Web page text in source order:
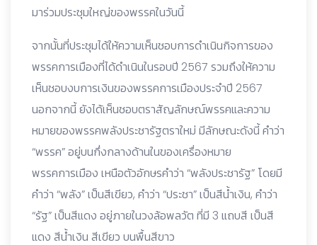
มาร่วมประชุมใหญ่ของพรรคในวันนี้
จากนั้นที่ประชุมได้ให้ความเห็นชอบการดำเนินกิจการของ
พรรคการเมืองที่ได้ดำเนินในรอบปี 2567 รวมถึงให้ความ
เห็นชอบงบการเงินของพรรคการเมืองประจำปี 2567
นอกจากนี้ ยังได้เห็นชอบตราสัญลักษณ์พรรคและความ
หมายของพรรคพลังประชารัฐตราใหม่ มีลักษณะดังนี้ คำว่า
“พรรค” อยู่บนกึ่งกลางด้านในของเครื่องหมาย
พรรคการเมือง เหนือตัวอักษรคำว่า “พลังประชารัฐ” โดยมี
คำว่า “พลัง” เป็นสีเขียว, คำว่า “ประชา” เป็นสีน้ำเงิน, คำว่า
“รัฐ” เป็นสีแดง อยู่ภายในวงล้อพลวัต ที่มี 3 แถบสี เป็นสี
แดง สีน้ำเงิน สีเขียว บนพื้นสีขาว